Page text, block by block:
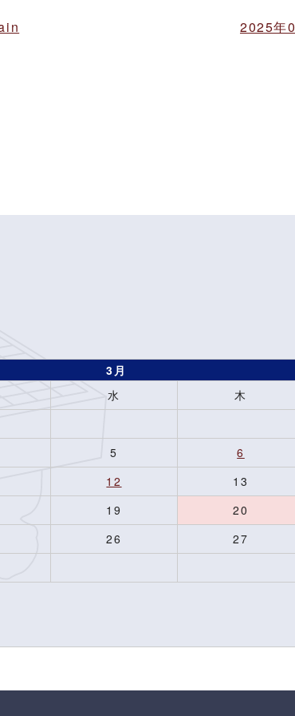
2025年
3月
水 木
5 6
12 13
19 20
26 27